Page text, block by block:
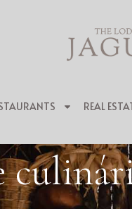
REAL